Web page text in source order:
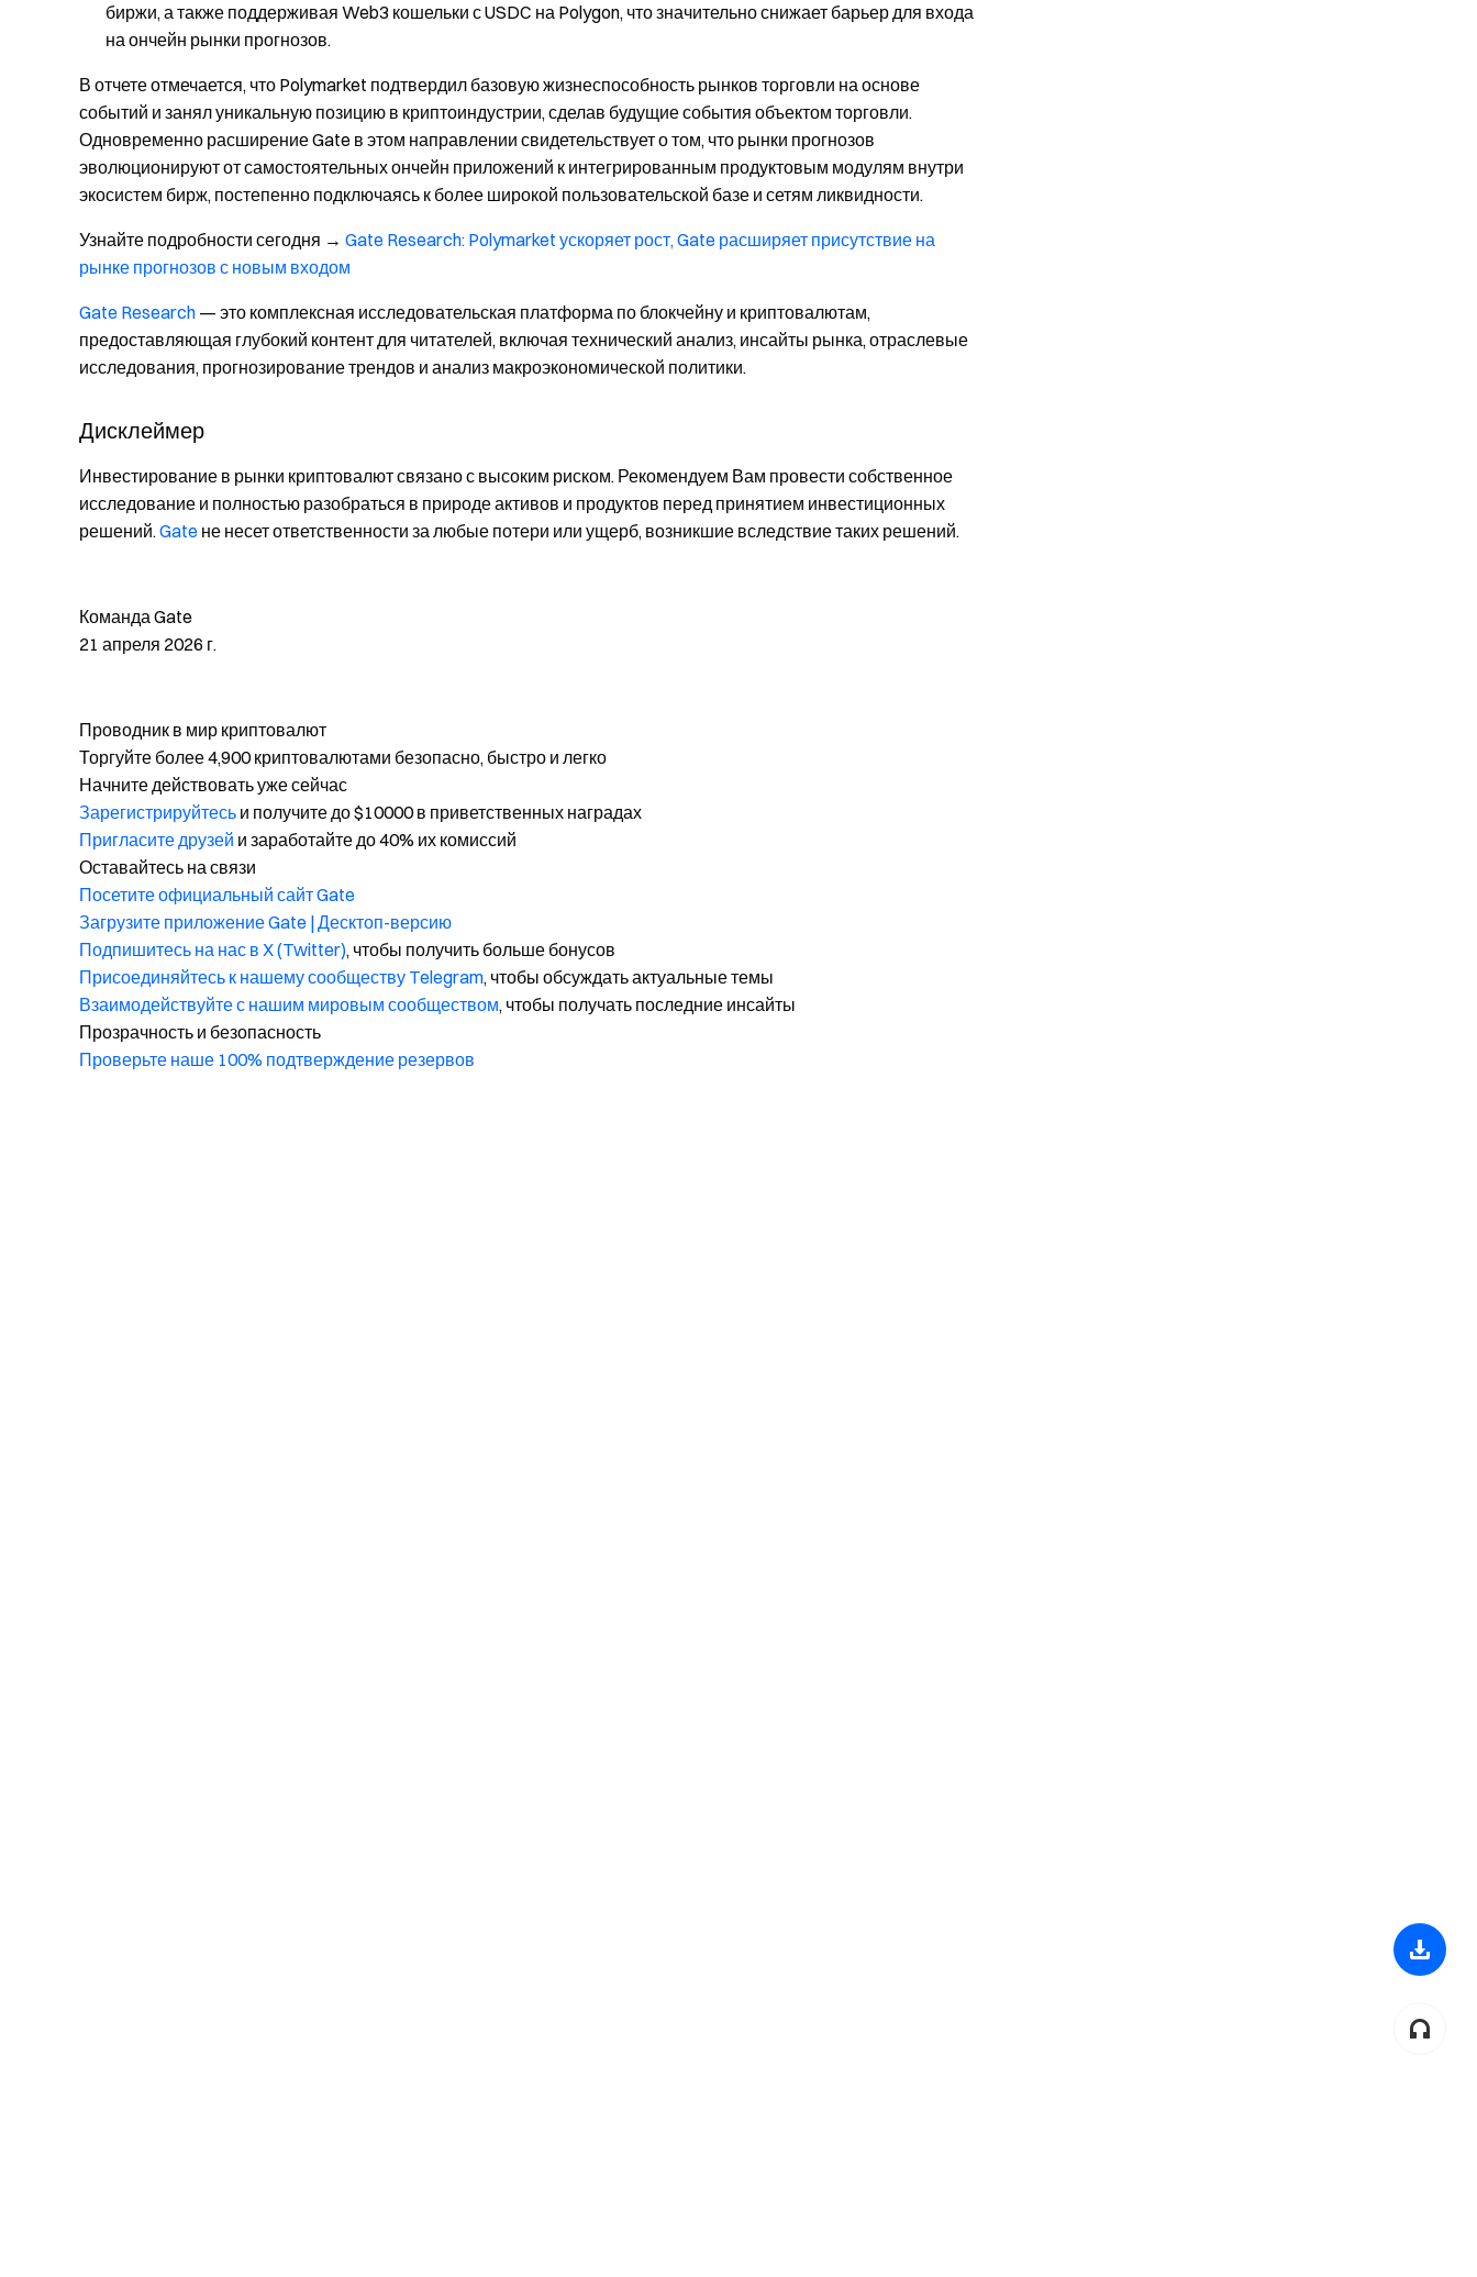
биржи, а также поддерживая Web3 кошельки с USDC на Polygon, что значительно снижает барьер для входа
на ончейн рынки прогнозов.
В отчете отмечается, что Polymarket подтвердил базовую жизнеспособность рынков торговли на основе
событий и занял уникальную позицию в криптоиндустрии, сделав будущие события объектом торговли.
Одновременно расширение Gate в этом направлении свидетельствует о том, что рынки прогнозов
эволюционируют от самостоятельных ончейн приложений к интегрированным продуктовым модулям внутри
экосистем бирж, постепенно подключаясь к более широкой пользовательской базе и сетям ликвидности.
Узнайте подробности сегодня → Gate Research: Polymarket ускоряет рост, Gate расширяет присутствие на
рынке прогнозов с новым входом
Gate Research — это комплексная исследовательская платформа по блокчейну и криптовалютам,
предоставляющая глубокий контент для читателей, включая технический анализ, инсайты рынка, отраслевые
исследования, прогнозирование трендов и анализ макроэкономической политики.
Дисклеймер
Инвестирование в рынки криптовалют связано с высоким риском. Рекомендуем Вам провести собственное
исследование и полностью разобраться в природе активов и продуктов перед принятием инвестиционных
решений.Gate не несет ответственности за любые потери или ущерб, возникшие вследствие таких решений.
Команда Gate
21 апреля 2026 г.
Проводник в мир криптовалют
Торгуйте более 4,900 криптовалютами безопасно, быстро и легко
Начните действовать уже сейчас
Зарегистрируйтесь и получите до $10000 в приветственных наградах
Пригласите друзей и заработайте до 40% их комиссий
Оставайтесь на связи
Посетите официальный сайт Gate
Загрузите приложение Gate | Десктоп-версию
Подпишитесь на нас в X (Twitter), чтобы получить больше бонусов
Присоединяйтесь к нашему сообществу Telegram, чтобы обсуждать актуальные темы
Взаимодействуйте с нашим мировым сообществом, чтобы получать последние инсайты
Прозрачность и безопасность
Проверьте наше 100% подтверждение резервов